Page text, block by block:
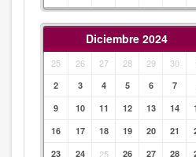
Diciembre 2024
25 26 27 28 29 30
2
3 4 5 6 7
9
10 11 12 13 14
16
17 18 19 20 21
23
24 25 26 27 28